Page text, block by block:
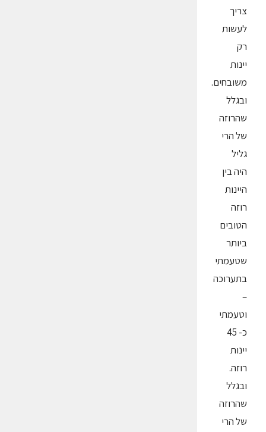
צריך
לעשות
רק
יינות
משובחים.
ובגלל
שהרוזה
של הרי
גליל
היה בין
היינות
רוזה
הטובים
ביותר
שטעמתי
בתערוכה
–
וטעמתי
כ- 45
יינות
רוזה.
ובגלל
שהרוזה
של הרי